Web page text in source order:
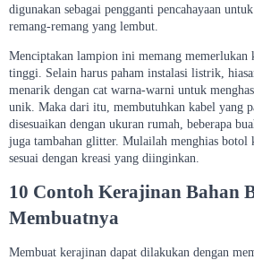
digunakan sebagai pengganti pencahayaan
remang-remang yang lembut.
Menciptakan lampion ini memang memerlukan
tinggi. Selain harus paham instalasi listrik,
menarik dengan cat warna-warni untuk
unik. Maka dari itu, membutuhkan kabel yang
disesuaikan dengan ukuran rumah, beberapa
juga tambahan glitter. Mulailah menghias botol
sesuai dengan kreasi yang diinginkan.
10 Contoh Kerajinan Bahan
Membuatnya
Membuat kerajinan dapat dilakukan dengan